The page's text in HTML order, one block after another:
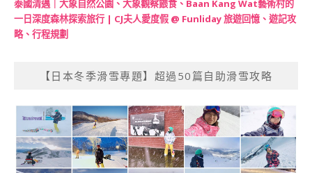
泰國清邁｜大象自然公園、大象觀察餵食、Baan Kang Wat藝術村的
一日深度森林探索旅行 | CJ夫人愛度假 @ Funliday 旅遊回憶、遊記攻
略、行程規劃
【日本冬季滑雪專題】超過50篇自助滑雪攻略